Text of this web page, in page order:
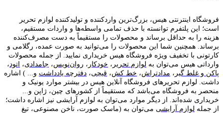
فروشگاه اینترنتی هیس، بزرگ‌ترین وارد‌کننده و تولید‌کننده لوازم تحریر
است؛ این پلتفرم توانسته با حذف تمامی واسطه‌ها و واردات مستقیم،
هزینه را به حداقل برساند و محصولات را مستقیماً به دست مصرف‌کننده
برساند. همچنین شما این محصولات را می‌توانید به صورت عمده، رگلامی و
کارتونی با تخفیف ویژه فروشگاه هیس خریداری نمایید. از جمله محصولات
وارداتی هیس می‌توان به لوازم تحریر ، خودکار ، روان‌نویس، جامدادی، اتود ،
پاکن و غلط گیر ، مدادتراش، خط کش، قیچی، دفترچه یادداشت و... ) اشاره
داشت. لوازم تحریر‌های فروشگاه آنلاین هیس در بیشتر موارد یونیک و
منحصر به فروشگاه می‌باشد که مستقیماً از کشور‌های چین، ژاپن و...
خریداری شده‌اند. از دیگر موارد می‌توان به لوازم آرایشی نیز اشاره داشت؛
از جمله لوازم آرایشی می‌توان به (ماسک صورت، ناخن مصنوعی، تیغ